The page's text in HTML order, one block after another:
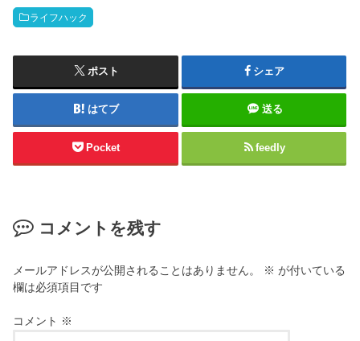
ライフハック
ポスト シェア
はてブ 送る
Pocket feedly
コメントを残す
メールアドレスが公開されることはありません。 ※ が付いている
欄は必須項目です
コメント ※